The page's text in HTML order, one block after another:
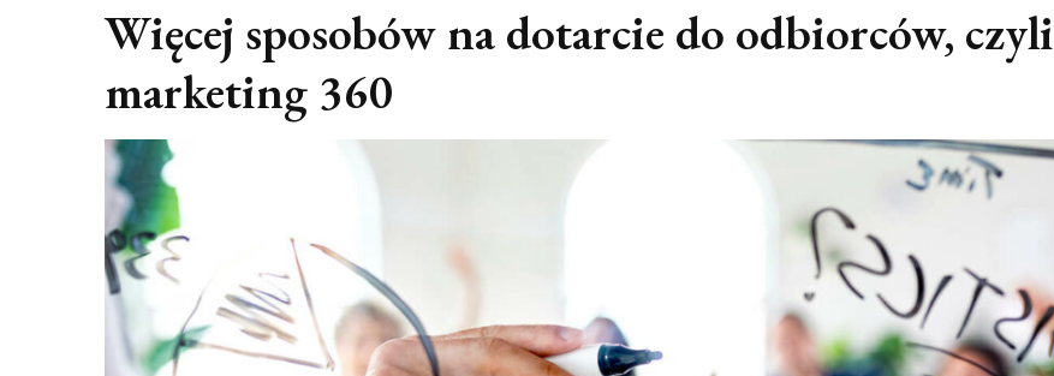
Więcej sposobów na dotarcie do odbiorców, czyli
marketing 360